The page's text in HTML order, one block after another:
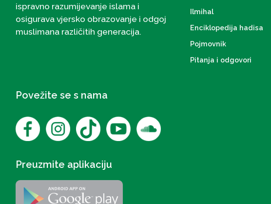
ispravno razumijevanje islama i
osigurava vjersko obrazovanje i odgoj
muslimana različitih generacija.
Ilmihal
Enciklopedija hadisa
Pojmovnik
Pitanja i odgovori
Povežite se s nama
Preuzmite aplikaciju